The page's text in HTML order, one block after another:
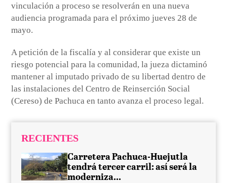
vinculación a proceso se resolverán en una nueva
audiencia programada para el próximo jueves 28 de
mayo.
A petición de la fiscalía y al considerar que existe un
riesgo potencial para la comunidad, la jueza dictaminó
mantener al imputado privado de su libertad dentro de
las instalaciones del Centro de Reinserción Social
(Cereso) de Pachuca en tanto avanza el proceso legal.
RECIENTES
Carretera Pachuca-Huejutla
tendrá tercer carril: así será la
moderniza...